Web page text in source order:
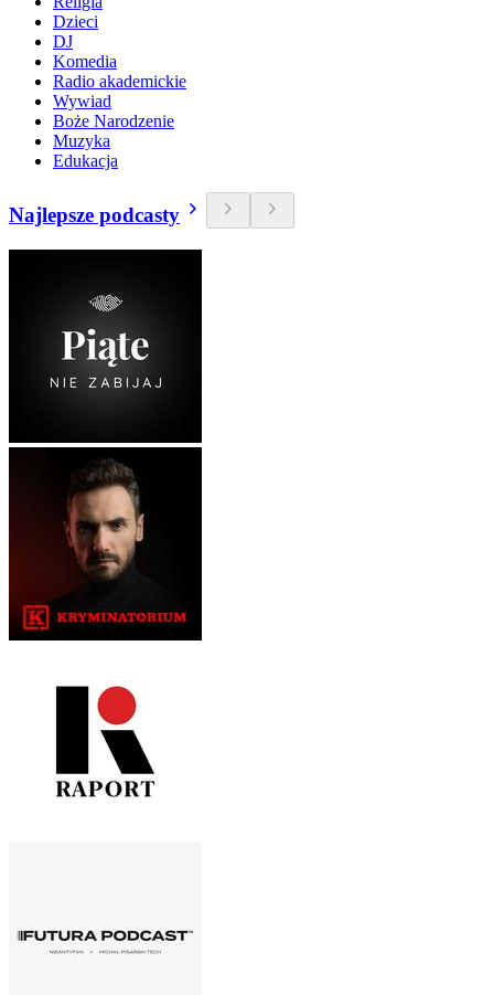
Dzieci
DJ
Komedia
Radio akademickie
Wywiad
Boże Narodzenie
Muzyka
Edukacja
Najlepsze podcasty